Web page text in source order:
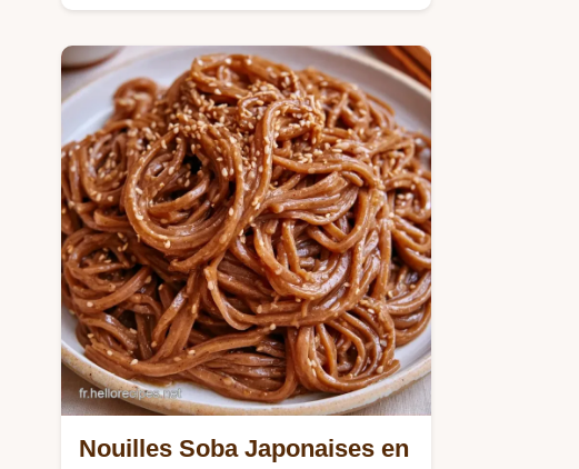
Nouilles Soba Japonaises en